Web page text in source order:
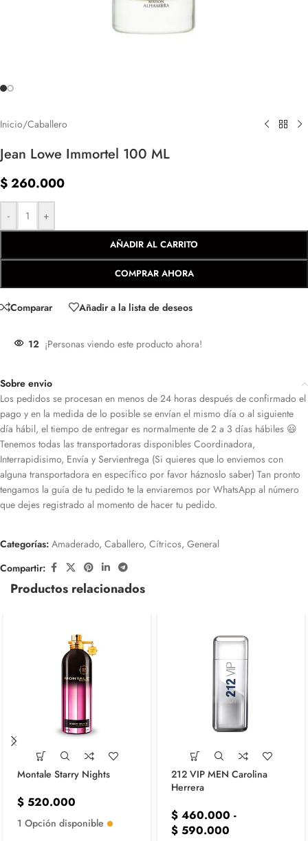
Inicio/Caballero
Jean Lowe Immortel 100 ML
$260.000
- +
AÑADIR AL CARRITO
COMPRAR AHORA
Comparar Añadir a la lista de deseos
12 ¡Personas viendo este producto ahora!
Sobre envio
Los pedidos se procesan en menos de 24 horas después de confirmado el
pago y en la medida de lo posible se envían el mismo día o al siguiente
día hábil, el tiempo de entregar es normalmente de 2 a 3 días hábiles 😃
Tenemos todas las transportadoras disponibles Coordinadora,
Interrapidisimo, Envía y Servientrega (Si quieres que lo enviemos con
alguna transportadora en específico por favor háznoslo saber) Tan pronto
tengamos la guía de tu pedido te la enviaremos por WhatsApp al número
que dejes registrado al momento de hacer tu pedido.
Categorías: Amaderado, Caballero, Cítricos, General
Compartir:
Productos relacionados
Montale Starry Nights
$ 520.000
1 Opción disponible
212 VIP MEN Carolina
Herrera
$ 460.000 -
$ 590.000